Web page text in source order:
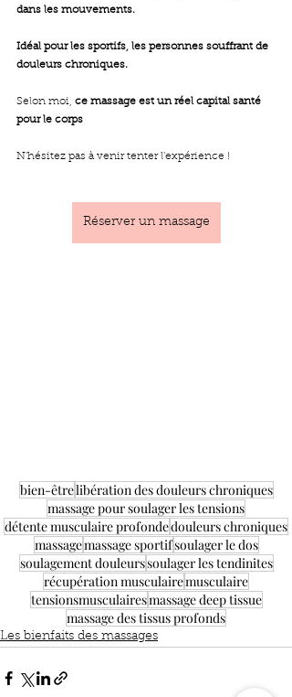
dans les mouvements.
Idéal pour les sportifs, les personnes souffrant de
douleurs chroniques.
Selon moi, ce massage est un réel capital santé
pour le corps
N'hésitez pas à venir tenter l'expérience !
Réserver un massage
bien-êtrelibération des douleurs chroniques
massage pour soulager les tensions
détente musculaire profondedouleurs chroniques
massagemassage sportifsoulager le dos
soulagement douleurssoulager les tendinites
récupération musculairemusculaire
tensionsmusculairesmassage deep tissue
massage des tissus profonds
Les bienfaits des massages